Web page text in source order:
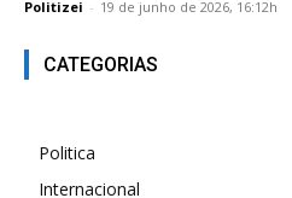
Politizei - 19 de junho de 2026, 16:12h
CATEGORIAS
Politica
Internacional